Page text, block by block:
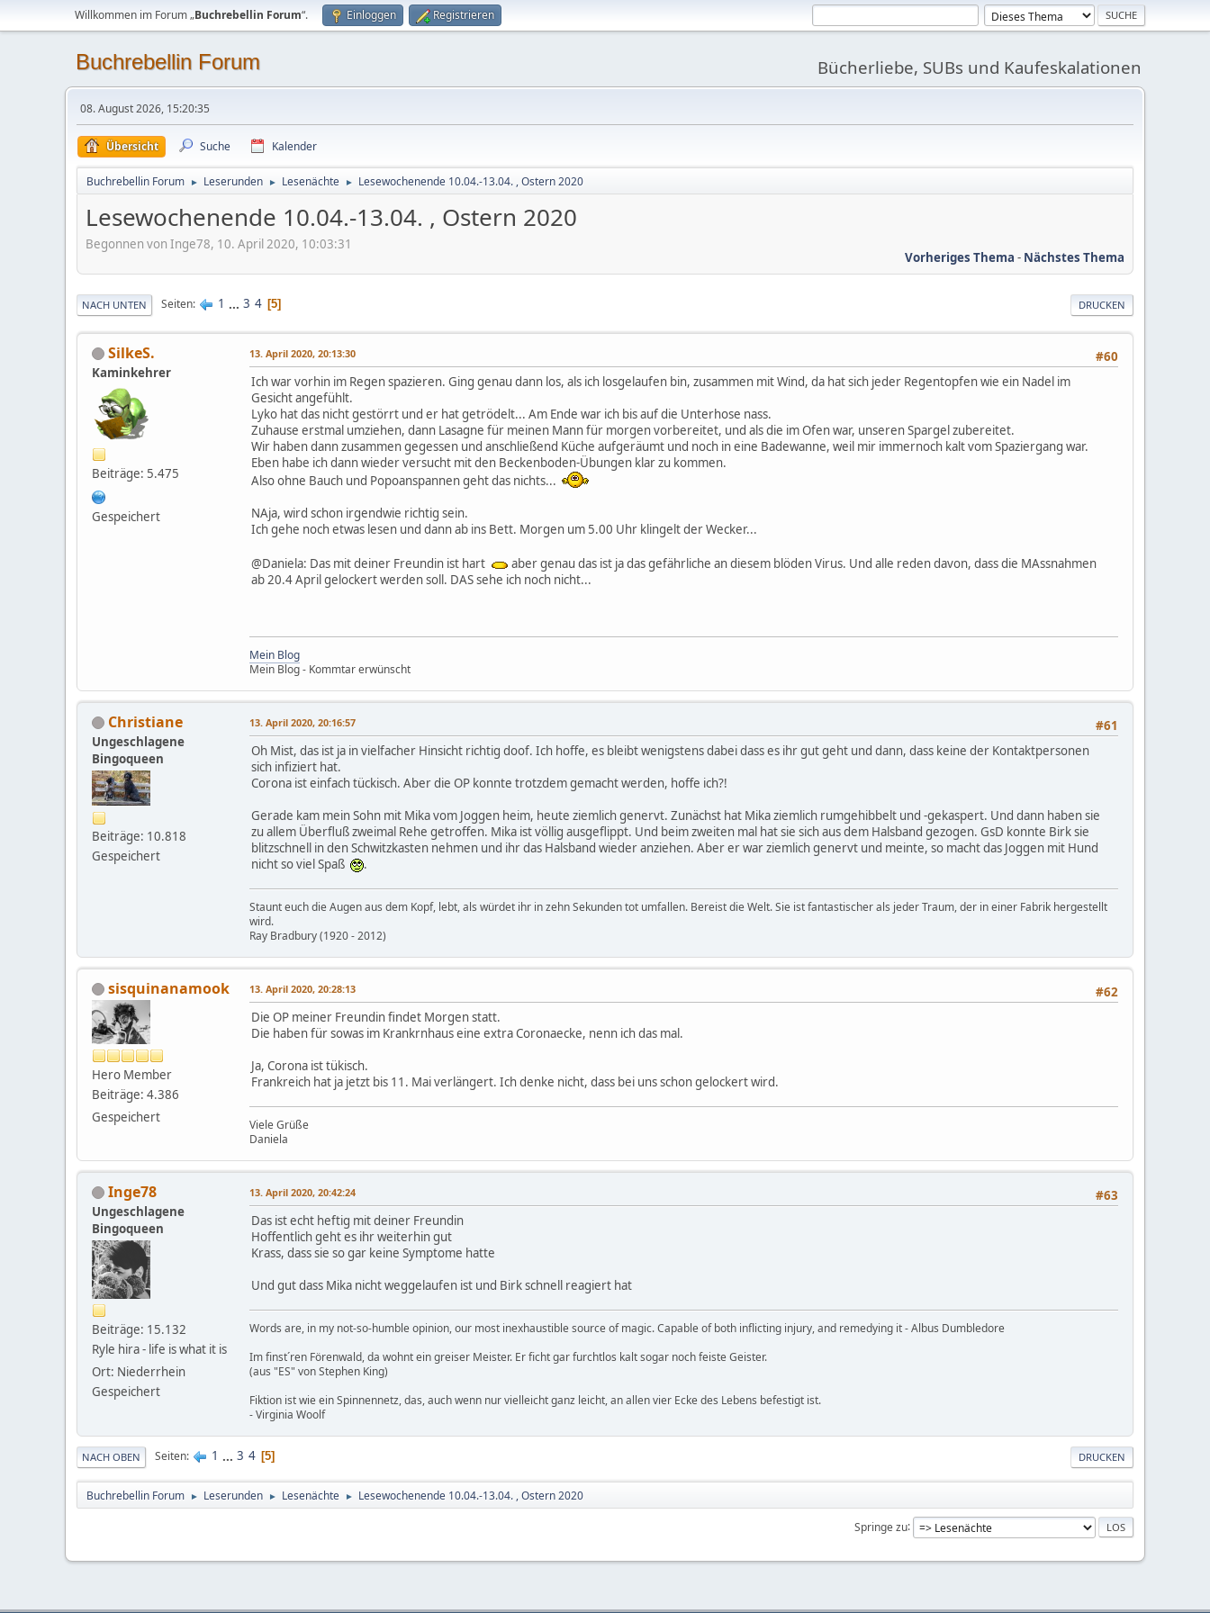
Willkommen im Forum „Buchrebellin Forum“. Einloggen Registrieren
Buchrebellin Forum Bücherliebe, SUBs und Kaufeskalationen
08. August 2026, 15:20:35
Übersicht Suche Kalender
Buchrebellin Forum ► Leserunden ► Lesenächte ► Lesewochenende 10.04.-13.04. , Ostern 2020
Lesewochenende 10.04.-13.04. , Ostern 2020
Begonnen von Inge78, 10. April 2020, 10:03:31
Vorheriges Thema - Nächstes Thema
DRUCKEN
NACH UNTEN Seiten 1 ... 3 4 5
SilkeS.
Kaminkehrer
Beiträge: 5.475
Gespeichert
#60
13. April 2020, 20:13:30
Ich war vorhin im Regen spazieren. Ging genau dann los, als ich losgelaufen bin, zusammen mit Wind, da hat sich jeder Regentopfen wie ein Nadel im
Gesicht angefühlt.
Lyko hat das nicht gestörrt und er hat getrödelt... Am Ende war ich bis auf die Unterhose nass.
Zuhause erstmal umziehen, dann Lasagne für meinen Mann für morgen vorbereitet, und als die im Ofen war, unseren Spargel zubereitet.
Wir haben dann zusammen gegessen und anschließend Küche aufgeräumt und noch in eine Badewanne, weil mir immernoch kalt vom Spaziergang war.
Eben habe ich dann wieder versucht mit den Beckenboden-Übungen klar zu kommen.
Also ohne Bauch und Popoanspannen geht das nichts...
NAja, wird schon irgendwie richtig sein.
Ich gehe noch etwas lesen und dann ab ins Bett. Morgen um 5.00 Uhr klingelt der Wecker...
@Daniela: Das mit deiner Freundin ist hart
aber genau das ist ja das gefährliche an diesem blöden Virus. Und alle reden davon, dass die MAssnahmen
ab 20.4 April gelockert werden soll. DAS sehe ich noch nicht...
Mein Blog
Mein Blog - Kommtar erwünscht
Christiane
Ungeschlagene
Bingoqueen
Beiträge: 10.818
Gespeichert
#61
13. April 2020, 20:16:57
Oh Mist, das ist ja in vielfacher Hinsicht richtig doof. Ich hoffe, es bleibt wenigstens dabei dass es ihr gut geht und dann, dass keine der Kontaktpersonen
sich infiziert hat.
Corona ist einfach tückisch. Aber die OP konnte trotzdem gemacht werden, hoffe ich?!
Gerade kam mein Sohn mit Mika vom Joggen heim, heute ziemlich genervt. Zunächst hat Mika ziemlich rumgehibbelt und -gekaspert. Und dann haben sie
zu allem Überfluß zweimal Rehe getroffen. Mika ist völlig ausgeflippt. Und beim zweiten mal hat sie sich aus dem Halsband gezogen. GsD konnte Birk sie
blitzschnell in den Schwitzkasten nehmen und ihr das Halsband wieder anziehen. Aber er war ziemlich genervt und meinte, so macht das Joggen mit Hund
nicht so viel Spaß
.
Staunt euch die Augen aus dem Kopf, lebt, als würdet ihr in zehn Sekunden tot umfallen. Bereist die Welt. Sie ist fantastischer als jeder Traum, der in einer Fabrik hergestellt
wird.
Ray Bradbury (1920 - 2012)
sisquinanamook
Hero Member
Beiträge: 4.386
Gespeichert
#62
13. April 2020, 20:28:13
Die OP meiner Freundin findet Morgen statt.
Die haben für sowas im Krankrnhaus eine extra Coronaecke, nenn ich das mal.
Ja, Corona ist tükisch.
Frankreich hat ja jetzt bis 11. Mai verlängert. Ich denke nicht, dass bei uns schon gelockert wird.
Viele Grüße
Daniela
Inge78
Ungeschlagene
Bingoqueen
Beiträge: 15.132
Ryle hira - life is what it is
Ort: Niederrhein
Gespeichert
#63
13. April 2020, 20:42:24
Das ist echt heftig mit deiner Freundin
Hoffentlich geht es ihr weiterhin gut
Krass, dass sie so gar keine Symptome hatte
Und gut dass Mika nicht weggelaufen ist und Birk schnell reagiert hat
Words are, in my not-so-humble opinion, our most inexhaustible source of magic. Capable of both inflicting injury, and remedying it - Albus Dumbledore
Im finst´ren Förenwald, da wohnt ein greiser Meister. Er ficht gar furchtlos kalt sogar noch feiste Geister.
(aus "ES" von Stephen King)
Fiktion ist wie ein Spinnennetz, das, auch wenn nur vielleicht ganz leicht, an allen vier Ecke des Lebens befestigt ist.
- Virginia Woolf
DRUCKEN
NACH OBEN Seiten 1 ... 3 4 5
Buchrebellin Forum ► Leserunden ► Lesenächte ► Lesewochenende 10.04.-13.04. , Ostern 2020
Springe zu